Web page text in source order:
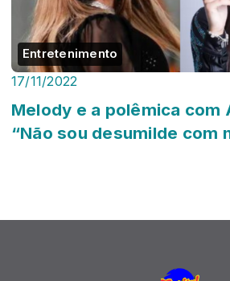
Entretenimento
17/11/2022
Melody e a polêmica com
“Não sou desumilde com